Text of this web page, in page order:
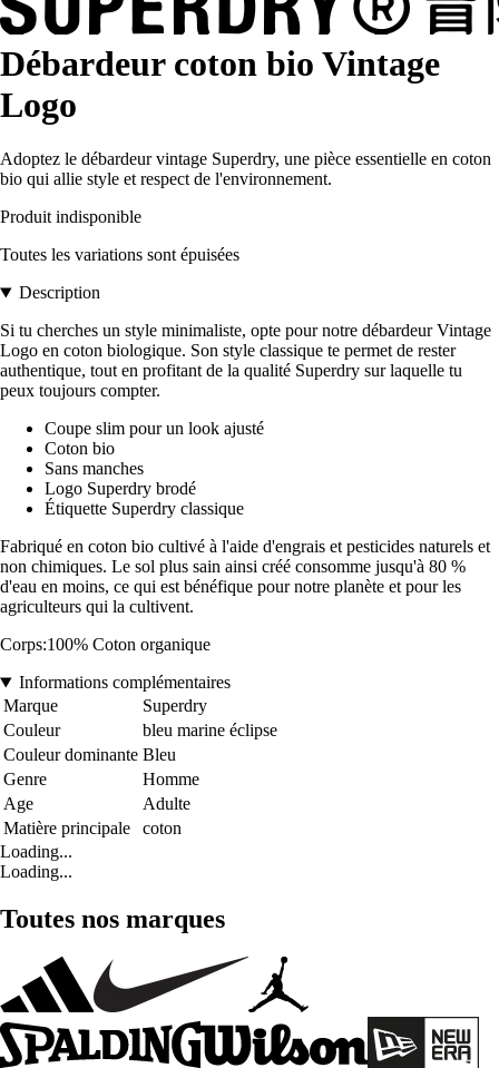
Débardeur coton bio Vintage
Logo
Adoptez le débardeur vintage Superdry, une pièce essentielle en coton
bio qui allie style et respect de l'environnement.
Produit indisponible
Toutes les variations sont épuisées
Description
Si tu cherches un style minimaliste, opte pour notre débardeur Vintage
Logo en coton biologique. Son style classique te permet de rester
authentique, tout en profitant de la qualité Superdry sur laquelle tu
peux toujours compter.
Coupe slim pour un look ajusté
Coton bio
Sans manches
Logo Superdry brodé
Étiquette Superdry classique
Fabriqué en coton bio cultivé à l'aide d'engrais et pesticides naturels et
non chimiques. Le sol plus sain ainsi créé consomme jusqu'à 80 %
d'eau en moins, ce qui est bénéfique pour notre planète et pour les
agriculteurs qui la cultivent.
Corps:100% Coton organique
Informations complémentaires
Marque
Superdry
Couleur
bleu marine éclipse
Couleur dominante Bleu
Genre
Homme
Age
Adulte
Matière principale
coton
Loading...
Loading...
Toutes nos marques